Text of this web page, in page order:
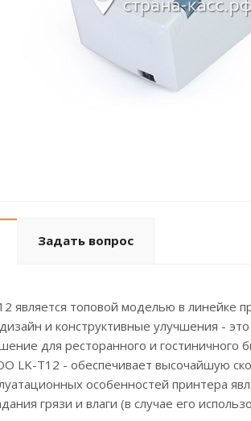
Задать вопрос
является топовой моделью в линейке
и конструктивные улучшения -
для ресторанного и гостиничного
LK-T12 - обеспечивает высочайшую
особенностей принтера
грязи и влаги (в случае его